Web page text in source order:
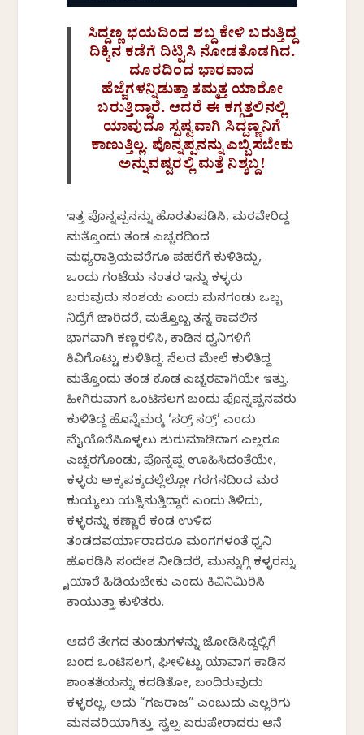
ಸಿದ್ದಣ್ಣ ಭಯದಿಂದ ಶಬ್ದ ಕೇಳಿ ಬರುತ್ತಿದ್ದ
ದಿಕ್ಕಿನ ಕಡೆಗೆ ದಿಟ್ಟಿಸಿ ನೋಡತೊಡಗಿದ.
ದೂರದಿಂದ ಭಾರವಾದ
ಹೆಜ್ಜೆಗಳನ್ನಿಡುತ್ತಾ ತಮ್ಮತ್ತ ಯಾರೋ
ಬರುತ್ತಿದ್ದಾರೆ. ಆದರೆ ಈ ಕಗ್ಗತ್ತಲಿನಲ್ಲಿ
ಯಾವುದೂ ಸ್ಪಷ್ಟವಾಗಿ ಸಿದ್ದಣ್ಣನಿಗೆ
ಕಾಣುತ್ತಿಲ್ಲ. ಪೊನ್ನಪ್ಪನನ್ನು ಎಬ್ಬಿಸಬೇಕು
ಅನ್ನುವಷ್ಟರಲ್ಲಿ ಮತ್ತೆ ನಿಶ್ಶಬ್ದ!
ಇತ್ತ ಪೊನ್ನಪ್ಪನನ್ನು ಹೊರತುಪಡಿಸಿ, ಮರವೇರಿದ್ದ
ಮತ್ತೊಂದು ತಂಡ ಎಚ್ಚರದಿಂದ
ಮಧ್ಯರಾತ್ರಿಯವರೆಗೂ ಪಹರೆಗೆ ಕುಳಿತಿದ್ದು,
ಒಂದು ಗಂಟೆಯ ನಂತರ ಇನ್ನು ಕಳ್ಳರು
ಬರುವುದು ಸಂಶಯ ಎಂದು ಮನಗಂಡು ಒಬ್ಬ
ನಿದ್ರೆಗೆ ಜಾರಿದರೆ, ಮತ್ತೊಬ್ಬ ತನ್ನ ಕಾವಲಿನ
ಭಾಗವಾಗಿ ಕಣ್ಣರಳಿಸಿ, ಕಾಡಿನ ಧ್ವನಿಗಳಿಗೆ
ಕಿವಿಗೊಟ್ಟು ಕುಳಿತಿದ್ದ. ನೆಲದ ಮೇಲೆ ಕುಳಿತಿದ್ದ
ಮತ್ತೊಂದು ತಂಡ ಕೂಡ ಎಚ್ಚರವಾಗಿಯೇ ಇತ್ತು.
ಹೀಗಿರುವಾಗ ಒಂಟಿಸಲಗ ಬಂದು ಪೊನ್ನಪ್ಪನವರು
ಕುಳಿತಿದ್ದ ಹೊನ್ನೆಮರಕ್ಕೆ ‘ಸರ್ರ್ ಸರ್ರ್’ ಎಂದು
ಮೈಯೊರೆಸಿಕೊಳ್ಳಲು ಶುರುಮಾಡಿದಾಗ ಎಲ್ಲರೂ
ಎಚ್ಚರಗೊಂಡು, ಪೊನ್ನಪ್ಪ ಊಹಿಸಿದಂತೆಯೇ,
ಕಳ್ಳರು ಅಕ್ಕಪಕ್ಕದಲ್ಲೆಲ್ಲೋ ಗರಗಸದಿಂದ ಮರ
ಕುಯ್ಯಲು ಯತ್ನಿಸುತ್ತಿದ್ದಾರೆ ಎಂದು ತಿಳಿದು,
ಕಳ್ಳರನ್ನು ಕಣ್ಣಾರೆ ಕಂಡ ಉಳಿದ
ತಂಡದವರ್ಯಾರಾದರೂ ಮಂಗಗಳಂತೆ ಧ್ವನಿ
ಹೊರಡಿಸಿ ಸಂದೇಶ ನೀಡಿದರೆ, ಮುನ್ನುಗ್ಗಿ ಕಳ್ಳರನ್ನು
ಕೈಯಾರೆ ಹಿಡಿಯಬೇಕು ಎಂದು ಕಿವಿನಿಮಿರಿಸಿ
ಕಾಯುತ್ತಾ ಕುಳಿತರು.
ಆದರೆ ತೇಗದ ತುಂಡುಗಳನ್ನು ಜೋಡಿಸಿದ್ದಲ್ಲಿಗೆ
ಬಂದ ಒಂಟಿಸಲಗ, ಘೀಳಿಟ್ಟು ಯಾವಾಗ ಕಾಡಿನ
ಶಾಂತತೆಯನ್ನು ಕದಡಿತೋ, ಬಂದಿರುವುದು
ಕಳ್ಳರಲ್ಲ, ಅದು “ಗಜರಾಜ” ಎಂಬುದು ಎಲ್ಲರಿಗು
ಮನವರಿಕೆಯಾಗಿತ್ತು. ಸ್ವಲ್ಪ ಏರುಪೇರಾದರು ಆನೆ